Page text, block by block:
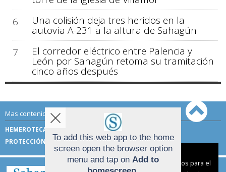
6
Una colisión deja tres heridos en la
autovía A-231 a la altura de Sahagún
7
El corredor eléctrico entre Palencia y
León por Sahagún retoma su tramitación
cinco años después
Mas contenido de Sahagún Digital:
HEMEROTECA
TÉRMINOS DE USO
PROTECCIÓN DE DATOS
Aviso sobre el Uso de cookies:
Utilizamos cookies nuestras y de terceros para el
To add this web app to the home
screen open the browser option
menu and tap on Add to